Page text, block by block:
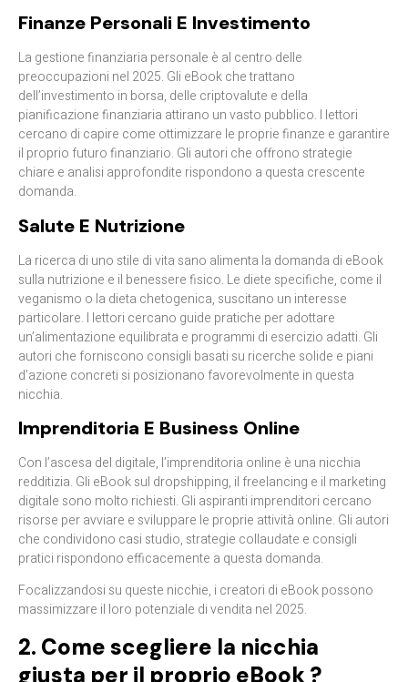
Finanze Personali E Investimento
La gestione finanziaria personale è al centro delle
preoccupazioni nel 2025. Gli eBook che trattano
dell’investimento in borsa, delle criptovalute e della
pianificazione finanziaria attirano un vasto pubblico. I lettori
cercano di capire come ottimizzare le proprie finanze e garantire
il proprio futuro finanziario. Gli autori che offrono strategie
chiare e analisi approfondite rispondono a questa crescente
domanda.
Salute E Nutrizione
La ricerca di uno stile di vita sano alimenta la domanda di eBook
sulla nutrizione e il benessere fisico. Le diete specifiche, come il
veganismo o la dieta chetogenica, suscitano un interesse
particolare. I lettori cercano guide pratiche per adottare
un’alimentazione equilibrata e programmi di esercizio adatti. Gli
autori che forniscono consigli basati su ricerche solide e piani
d’azione concreti si posizionano favorevolmente in questa
nicchia.
Imprenditoria E Business Online
Con l’ascesa del digitale, l’imprenditoria online è una nicchia
redditizia. Gli eBook sul dropshipping, il freelancing e il marketing
digitale sono molto richiesti. Gli aspiranti imprenditori cercano
risorse per avviare e sviluppare le proprie attività online. Gli autori
che condividono casi studio, strategie collaudate e consigli
pratici rispondono efficacemente a questa domanda.
Focalizzandosi su queste nicchie, i creatori di eBook possono
massimizzare il loro potenziale di vendita nel 2025.
2. Come scegliere la nicchia
giusta per il proprio eBook ?